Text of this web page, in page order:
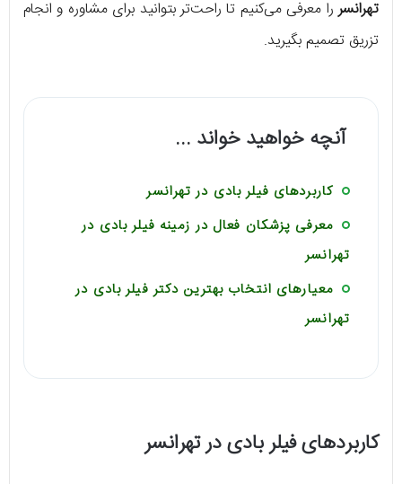
تهرانسررا معرفی می‌کنیم تا راحت‌تر بتوانید برای مشاوره و انجام
تزریق تصمیم بگیرید.
آنچه خواهید خواند ...
کاربردهای فیلر بادی در تهرانسر
معرفی پزشکان فعال در زمینه فیلر بادی در
تهرانسر
معیارهای انتخاب بهترین دکتر فیلر بادی در
تهرانسر
کاربردهای فیلر بادی در تهرانسر